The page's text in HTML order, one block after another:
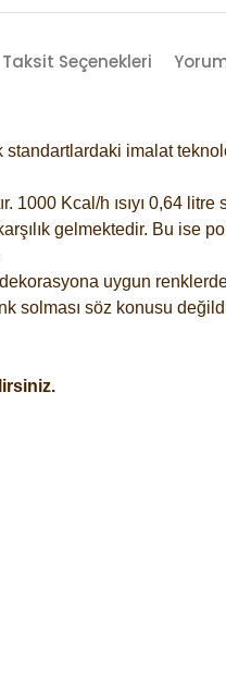
Taksit Seçenekleri
imalat
1000 Kcal/h ısıyı 0,64
gelmektedir. Bu ise
uygun
solması söz konusu